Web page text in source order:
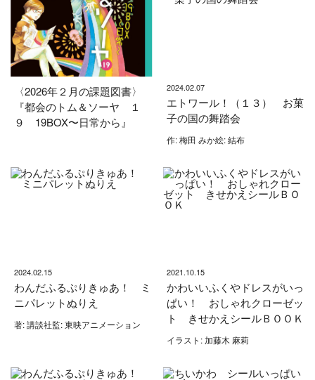
〈2026年２月の課題図書〉
『都会のトム＆ソーヤ １
９ 19BOX〜日常から』
2024.02.07
エトワール！（１３） お菓
子の国の舞踏会
作: 梅田 みか絵: 結布
2024.02.15
わんだふるぷりきゅあ！ ミ
ニパレットぬりえ
著: 講談社監: 東映アニメーション
2021.10.15
かわいいふくやドレスがいっ
ぱい！ おしゃれクローゼッ
ト きせかえシールＢＯＯＫ
イラスト: 加藤木 麻莉